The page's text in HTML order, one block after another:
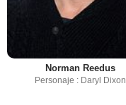
Norman Reedus
Personaje : Daryl Dixon